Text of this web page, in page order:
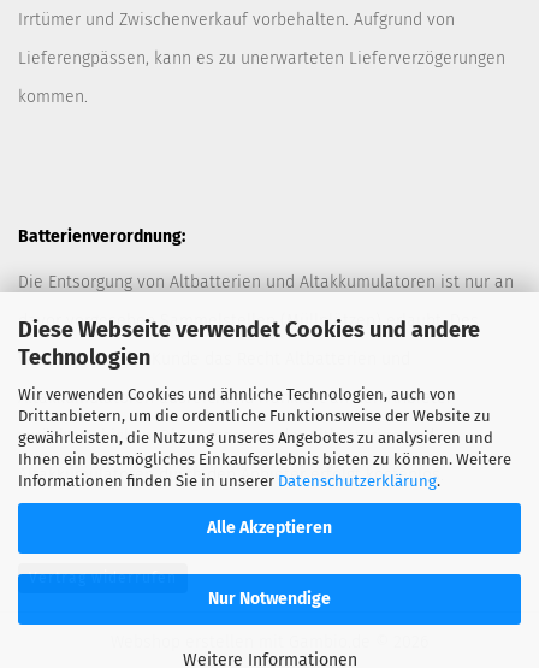
Diese Webseite verwendet Cookies und andere
Technologien
Wir verwenden Cookies und ähnliche Technologien, auch von
Drittanbietern, um die ordentliche Funktionsweise der Website zu
gewährleisten, die Nutzung unseres Angebotes zu analysieren und
Ihnen ein bestmögliches Einkaufserlebnis bieten zu können. Weitere
Informationen finden Sie in unserer Datenschutzerklärung.
Alle Akzeptieren
Nur Notwendige
Weitere Informationen
Irrtümer und Zwischenverkauf vorbehalten. Aufgrund von
Lieferengpässen, kann es zu unerwarteten Lieferverzögerungen
kommen.
Batterienverordnung:
Die Entsorgung von Altbatterien und Altakkumulatoren ist nur an
davor vorgesehen Sammelstellen (Müllplätzen) erlaubt. Des
Weiteren hat der Kunde das Recht Altbatterien und
Altakkumulatoren ausreichend frankiert an den Anbieter
zurückzuschicken. Die Entsorgung der Altbatterien und
Altakkumulatoren durch den Anbieter erfolgt kostenlos.
Vertrag widerrufen